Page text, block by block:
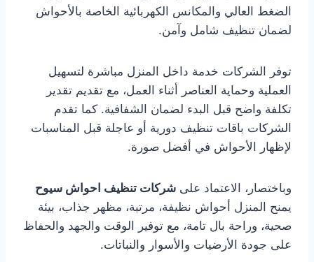
الضغط العالي والمكانس الكهربائية الخاصة بالأحواش
لضمان تنظيف شامل وآمن.
توفر الشركات خدمة داخل المنزل مباشرة لتسهيل
العملية وحماية العناصر أثناء العمل، مع تقديم تقدير
تكلفة واضح قبل البدء لضمان الشفافية. كما تقدم
الشركات باقات تنظيف دورية أو عاجلة قبل المناسبات
لإظهار الأحواش في أفضل صورة.
وباختصار، الاعتماد على شركات تنظيف احواش سيوح
يمنح المنزل أحواش نظيفة، مرتبة، مظهر جذاب، بيئة
صحية، وراحة بال تامة، مع توفير الوقت والجهد والحفاظ
على جودة الأرضيات والأسوار والنباتات.